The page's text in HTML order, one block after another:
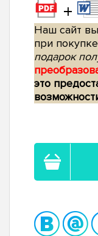
+
Наш сайт
при
подарок
это